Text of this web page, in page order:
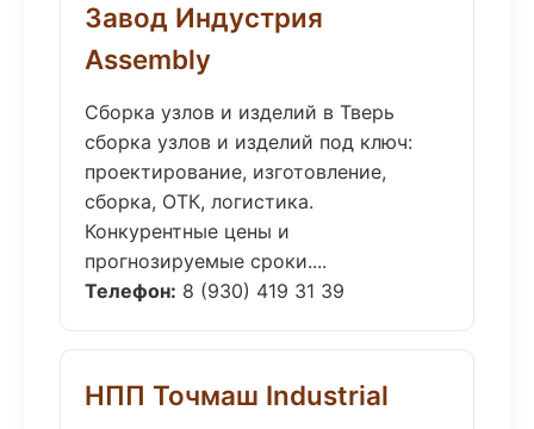
Завод Индустрия
Assembly
Сборка узлов и изделий в Тверь
сборка узлов и изделий под ключ:
проектирование, изготовление,
сборка, ОТК, логистика.
Конкурентные цены и
прогнозируемые сроки....
Телефон: 8 (930) 419 31 39
НПП Точмаш Industrial